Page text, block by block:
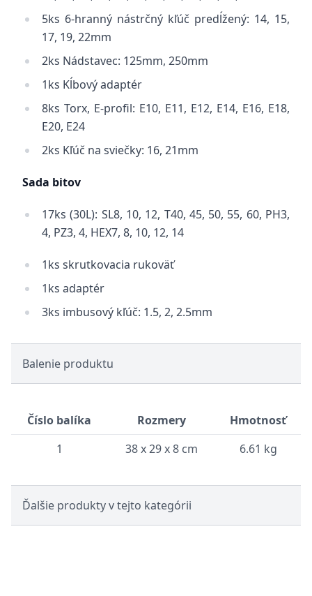
5ks 6-hranný nástrčný kľúč predĺžený: 14, 15,
17, 19, 22mm
2ks Nádstavec: 125mm, 250mm
1ks Kĺbový adaptér
8ks Torx, E-profil: E10, E11, E12, E14, E16, E18,
E20, E24
2ks Kľúč na sviečky: 16, 21mm
Sada bitov
17ks (30L): SL8, 10, 12, T40, 45, 50, 55, 60, PH3,
4, PZ3, 4, HEX7, 8, 10, 12, 14
1ks skrutkovacia rukoväť
1ks adaptér
3ks imbusový kľúč: 1.5, 2, 2.5mm
Balenie produktu
Číslo balíka Rozmery
Hmotnosť
1
38 x 29 x 8 cm 6.61 kg
Ďalšie produkty v tejto kategórii